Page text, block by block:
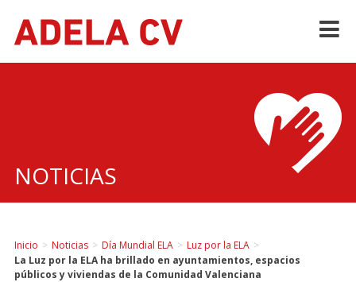
NOTICIAS
Inicio > Noticias > Día Mundial ELA > Luz por la ELA >
La Luz por la ELA ha brillado en ayuntamientos, espacios
públicos y viviendas de la Comunidad Valenciana